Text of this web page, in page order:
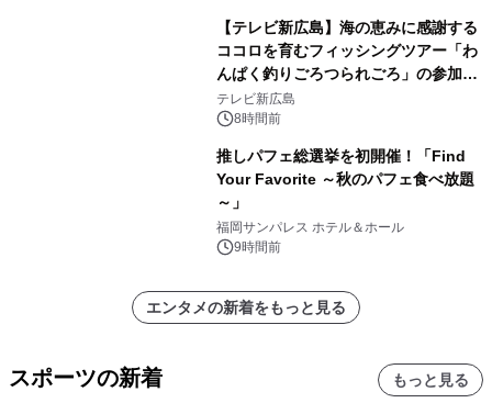
【テレビ新広島】海の恵みに感謝する
ココロを育むフィッシングツアー「わ
んぱく釣りごろつられごろ」の参加小
学生を募集
テレビ新広島
8時間前
推しパフェ総選挙を初開催！「Find
Your Favorite ～秋のパフェ食べ放題
～」
福岡サンパレス ホテル＆ホール
9時間前
エンタメの新着をもっと見る
スポーツの新着 もっと見る